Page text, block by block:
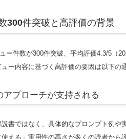
300件突破と高評価の背景
ー件数が300件突破、平均評価4.3/5（
ー内容に基づく高評価の要因は以下の
アプローチが支持される
書ではなく、具体的なプロンプト例
える」実用性の高さが多くの読者から